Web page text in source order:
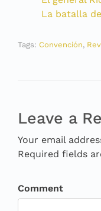
La batalla
Tags: Convención,
Leave a
Your email
Required fields
Comment